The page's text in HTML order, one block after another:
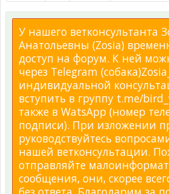
У нашего ветконсультанта
Анатольевны (Zosia)
доступ на форум. К ней
через Telegram
индивидуальной
вступить в группу t.me/
также в WatsApp (номер
подписи). При изложении
руководствуйтесь
нашей ветконсультации.
отправляйте
сообщения, они, скорее